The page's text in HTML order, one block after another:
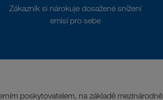
Zákazník si nárokuje dosažené snížení
emisí pro sebe
poskytovatelem, na základě mezinárodně